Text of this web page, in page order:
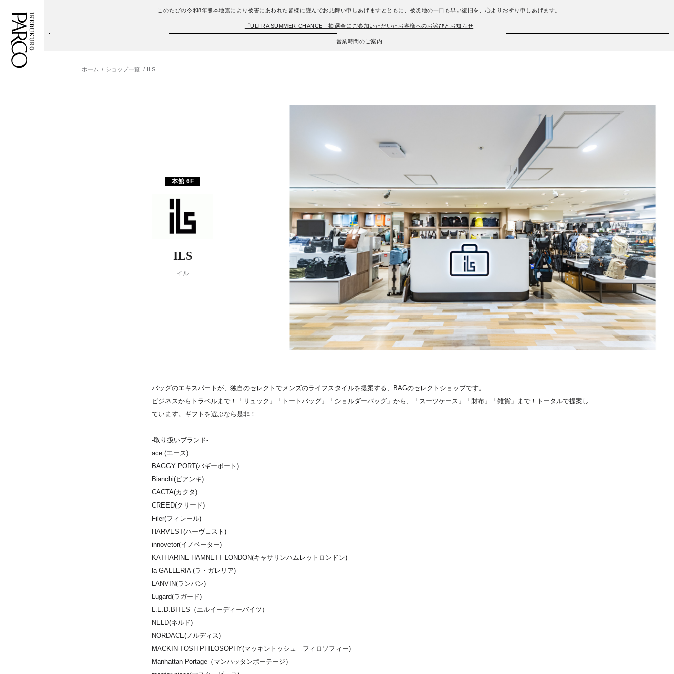
このたびの令和8年熊本地震により被害にあわれた皆様に謹んでお見舞い申しあげますとともに、被災地の一日も早い復旧を、心よりお祈り申しあげます。
「ULTRA SUMMER CHANCE」抽選会にご参加いただいたお客様へのお詫びとお知らせ
営業時間のご案内
フロアガイド
ENGLISH
ホーム ショップ一覧 ILS
本館 6F
ILS
イル
バッグのエキスパートが、独自のセレクトでメンズのライフスタイルを提案する、BAGのセレクトショップです。
ビジネスからトラベルまで！「リュック」「トートバッグ」「ショルダーバッグ」から、「スーツケース」「財布」「雑貨」まで！トータルで提案し
ています。ギフトを選ぶなら是非！
‐取り扱いブランド‐
ace.(エース)
BAGGY PORT(バギーポート)
Bianchi(ビアンキ)
CACTA(カクタ)
CREED(クリード)
Filer(フィレール)
HARVEST(ハーヴェスト)
innovetor(イノベーター)
KATHARINE HAMNETT LONDON(キャサリンハムレットロンドン)
la GALLERIA (ラ・ガレリア)
LANVIN(ランバン)
Lugard(ラガード)
L.E.D.BITES（エルイーディーバイツ）
NELD(ネルド)
NORDACE(ノルディス)
MACKIN TOSH PHILOSOPHY(マッキントッシュ フィロソフィー)
Manhattan Portage（マンハッタンポーテージ）